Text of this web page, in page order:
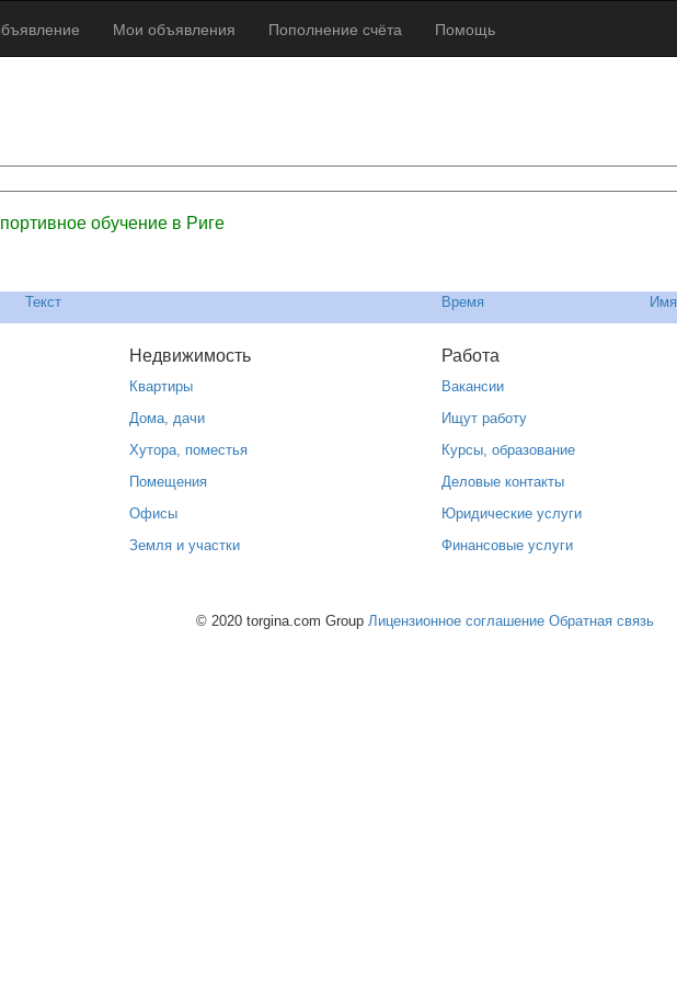
Мои объявления Пополнение счёта Помощь
обучение в Риге
Текст Время Имя
Недвижимость
Квартиры
Дома, дачи
Хутора, поместья
Помещения
Офисы
Земля и участки
Работа
Вакансии
Ищут работу
Курсы, образование
Деловые контакты
Юридические услуги
Финансовые услуги
© 2020 torgina.com Group Лицензионное соглашение Обратная связь